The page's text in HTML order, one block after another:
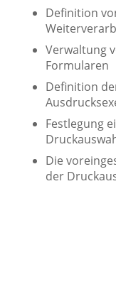
Definition
Verwaltung
Formularen
Definition
Festlegung
Die
der